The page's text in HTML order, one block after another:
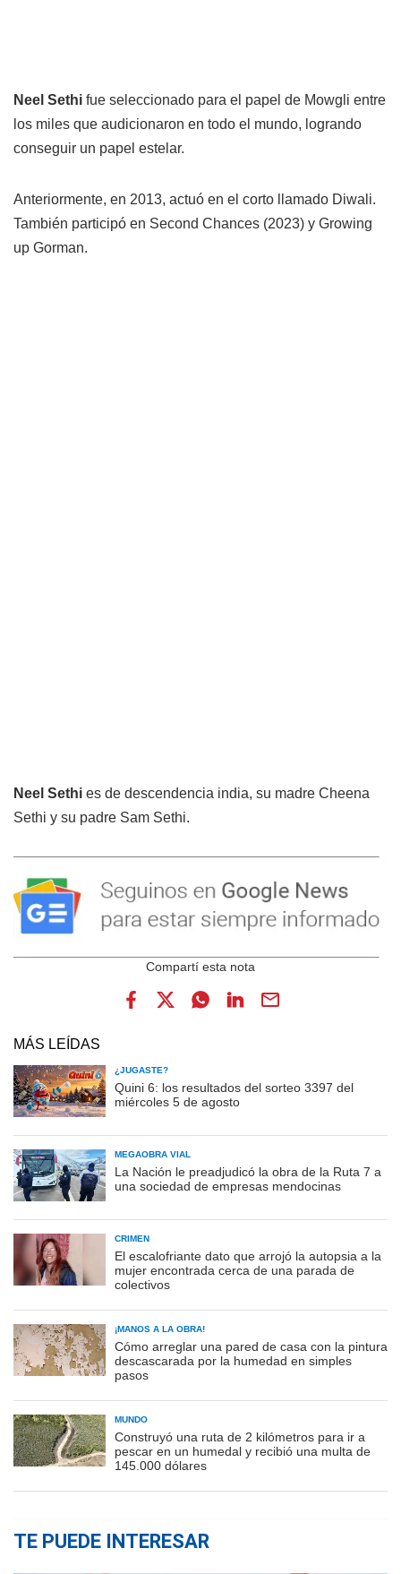
Neel Sethi fue seleccionado para el papel de Mowgli entre
los miles que audicionaron en todo el mundo, logrando
conseguir un papel estelar.
Anteriormente, en 2013, actuó en el corto llamado Diwali.
También participó en Second Chances (2023) y Growing
up Gorman.
Neel Sethi es de descendencia india, su madre Cheena
Sethi y su padre Sam Sethi.
MÁS LEÍDAS
¿JUGASTE?
Quini 6: los resultados del sorteo 3397 del
miércoles 5 de agosto
MEGAOBRA VIAL
La Nación le preadjudicó la obra de la Ruta 7 a
una sociedad de empresas mendocinas
CRIMEN
El escalofriante dato que arrojó la autopsia a la
mujer encontrada cerca de una parada de
colectivos
¡MANOS A LA OBRA!
Cómo arreglar una pared de casa con la pintura
descascarada por la humedad en simples
pasos
MUNDO
Construyó una ruta de 2 kilómetros para ir a
pescar en un humedal y recibió una multa de
145.000 dólares
TE PUEDE INTERESAR